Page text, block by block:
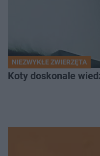
NIEZWYKŁE ZWIERZĘTA
Koty doskonale